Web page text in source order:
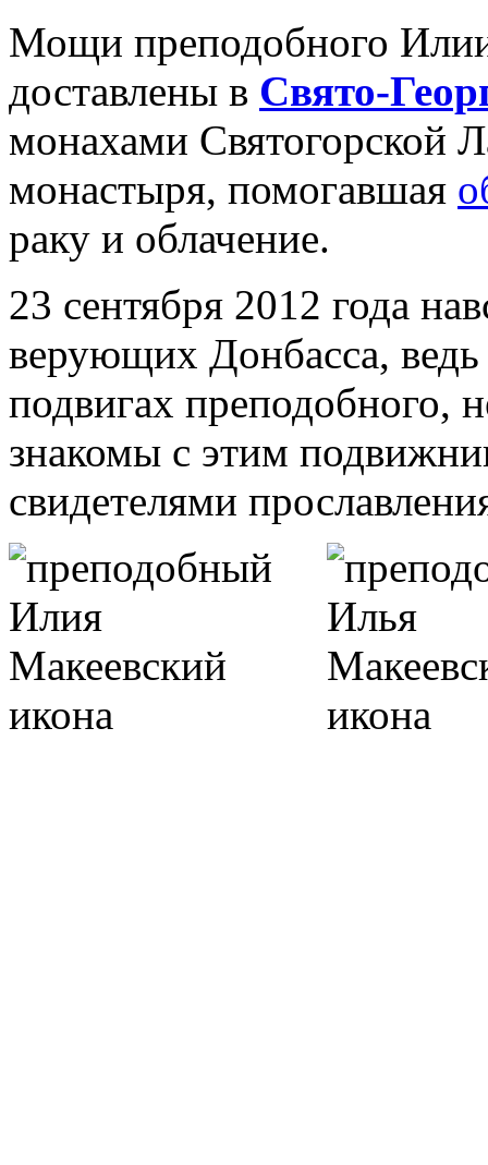
Мощи преподобного
доставлены в Свято-
монахами Святогорской
монастыря, помогавшая
раку и облачение.
23 сентября 2012 года
верующих Донбасса,
подвигах преподобного,
знакомы с этим
свидетелями